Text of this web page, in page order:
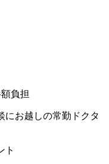
負担
にお越しの常勤ドクタ
ト